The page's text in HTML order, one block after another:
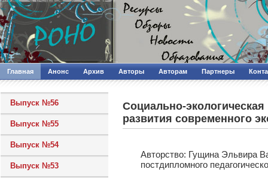
Главная Анонс Архив Авторы Авторам Партнеры
Выпуск №56
Выпуск №55
Выпуск №54
Выпуск №53
Социально-
развития современного
Авторcтво: Гущина Эльвира
постдипломного